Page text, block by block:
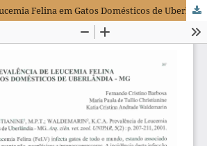
Prevalência de Leucemia Felina em Gatos Domésticos de Uberlândia - MG